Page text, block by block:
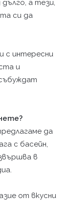
а тези,
си да
с интересни
и
да
с басейн,
в
от вкусни